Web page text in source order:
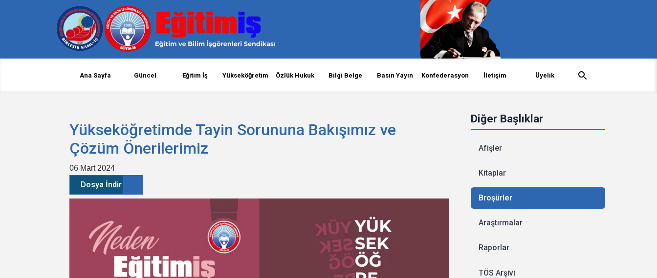
Ana Sayfa Güncel Eğitim İş Yükseköğretim Özlük Hukuk Bilgi Belge Basın Yayın Konfederasyon İletişim Üyelik
Diğer Başlıklar
Afişler
Kitaplar
Broşürler
Araştırmalar
Raporlar
TÖS Arşivi
Yükseköğretimde Tayin Sorununa Bakışımız ve
Çözüm Önerilerimiz
06 Mart 2024
Dosya İndir